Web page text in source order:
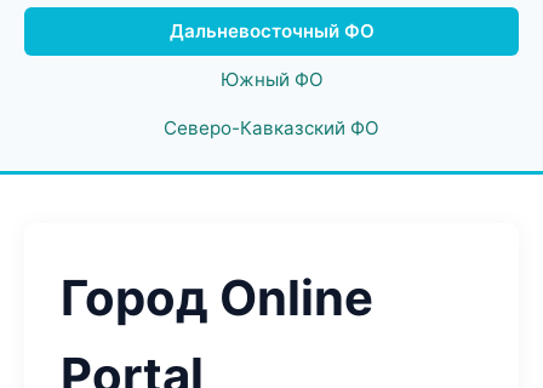
Дальневосточный ФО
Южный ФО
Северо-Кавказский ФО
Город Online
Portal